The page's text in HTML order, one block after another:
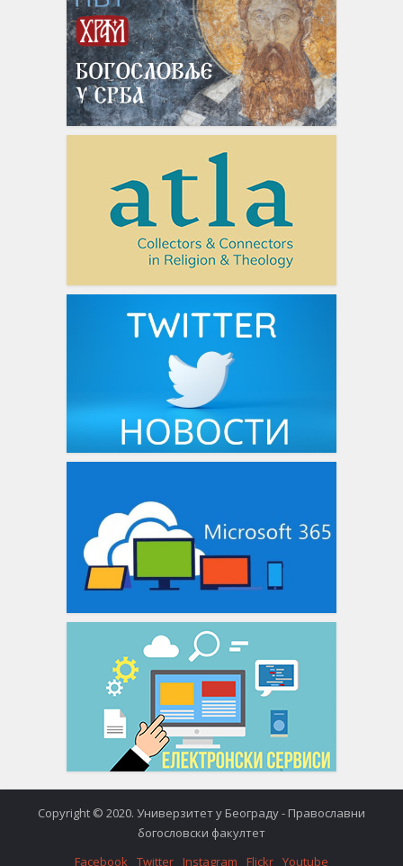
Copyright © 2020. Универзитет у Београду - Православни
богословски факултет
Facebook Twitter Instagram Flickr Youtube